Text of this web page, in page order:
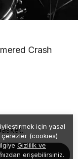
için yasal
(cookies)
Gizlilik ve
erişebilirsiniz.
Crash